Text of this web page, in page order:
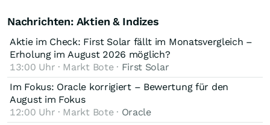
Nachrichten: Aktien & Indizes
Aktie im Check: First Solar fällt im Monatsvergleich –
Erholung im August 2026 möglich?
13:00 Uhr · Markt Bote · First Solar
Im Fokus: Oracle korrigiert – Bewertung für den
August im Fokus
12:00 Uhr · Markt Bote · Oracle